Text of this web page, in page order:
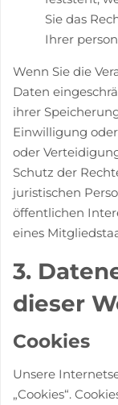
Sie das
Ihrer
Wenn Sie die
Daten
ihrer
Einwilligung
oder
Schutz der
juristischen
öffentlichen
eines
3.
dieser
Cookies
Unsere
„Cookies“.